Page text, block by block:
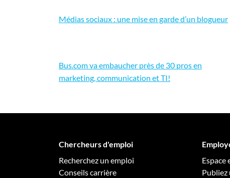
Médias sociaux : une mise en garde d’un blogueur
Bus.com va embaucher près de 30 pros en
marketing, communication et TI!
Chercheurs d'emploi
Recherchez un emploi
Conseils carrière
Espace
Publiez